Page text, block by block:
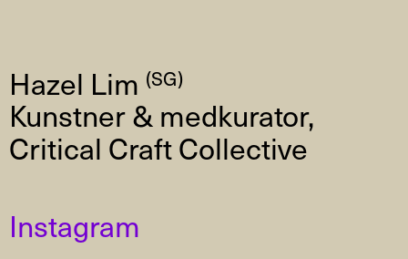
Hazel Lim (SG)
Kunstner & medkurator,
Critical Craft Collective
Instagram